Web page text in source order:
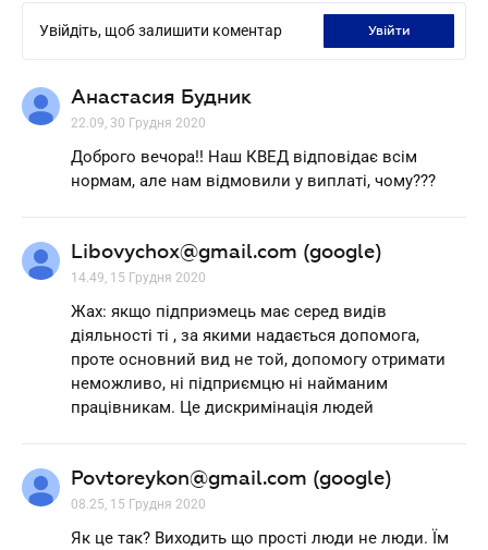
Увійдіть, щоб залишити коментар увійти
Анастасия Будник
22.09, 30 Грудня 2020
Доброго вечора!! Наш КВЕД відповідає всім
нормам, але нам відмовили у виплаті, чому???
Libovychox@gmail.com (google)
14.49, 15 Грудня 2020
Жах: якщо підприэмець має серед видів
діяльності ті , за якими надається допомога,
проте основний вид не той, допомогу отримати
неможливо, ні підприємцю ні найманим
працівникам. Це дискримінація людей
Povtoreykon@gmail.com (google)
08.25, 15 Грудня 2020
Як це так? Виходить що прості люди не люди. Їм